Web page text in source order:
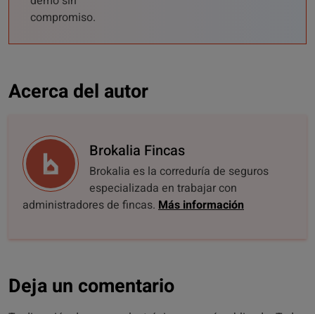
compromiso.
Acerca del autor
Brokalia Fincas
Brokalia es la correduría de seguros
especializada en trabajar con
administradores de fincas. Más información
Deja un comentario